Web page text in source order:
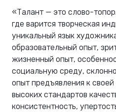
«Талант — это слово-
где варится творческая
уникальный язык
образовательный опыт,
жизненный опыт,
социальную среду,
опыт предъявления к
высоких стандартов
консистентность,